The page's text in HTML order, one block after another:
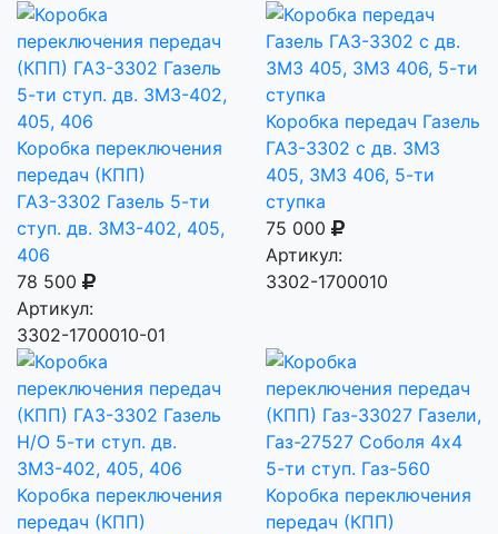
Коробка переключения
передач (КПП)
ГАЗ-3302 Газель 5-ти
ступ. дв. ЗМЗ-402, 405,
406
78 500
Артикул:
3302-1700010-01
Коробка передач Газель
ГАЗ-3302 с дв. ЗМЗ
405, ЗМЗ 406, 5-ти
ступка
75 000
Артикул:
3302-1700010
Коробка переключения
передач (КПП)
Коробка переключения
передач (КПП)